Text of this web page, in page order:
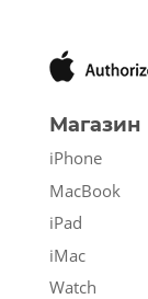
Магазин
iPhone
MacBook
iPad
iMac
Watch